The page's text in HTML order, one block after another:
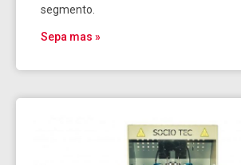
segmento.
Sepa mas »